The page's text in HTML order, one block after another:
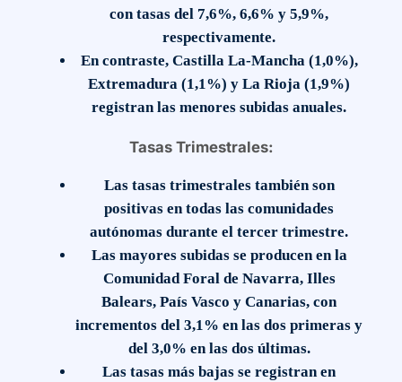
con tasas del 7,6%, 6,6% y 5,9%,
respectivamente.
En contraste, Castilla La-Mancha (1,0%),
Extremadura (1,1%) y La Rioja (1,9%)
registran las menores subidas anuales.
Tasas Trimestrales:
Las tasas trimestrales también son
positivas en todas las comunidades
autónomas durante el tercer trimestre.
Las mayores subidas se producen en la
Comunidad Foral de Navarra, Illes
Balears, País Vasco y Canarias, con
incrementos del 3,1% en las dos primeras y
del 3,0% en las dos últimas.
Las tasas más bajas se registran en